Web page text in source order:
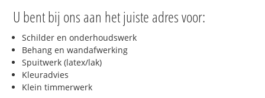
U bent bij ons aan het juiste adres voor:
Schilder en onderhoudswerk
Behang en wandafwerking
Spuitwerk (latex/lak)
Kleuradvies
Klein timmerwerk